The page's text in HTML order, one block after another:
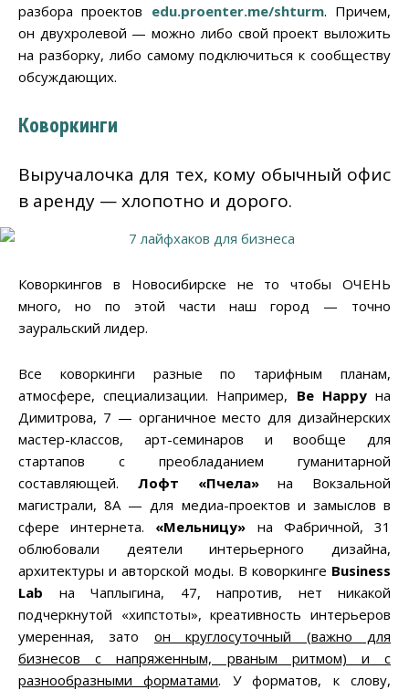
разбора проектов edu.proenter.me/shturm. Причем,
он двухролевой — можно либо свой проект выложить
на разборку, либо самому подключиться к сообществу
обсуждающих.
Коворкинги
Выручалочка для тех, кому обычный офис
в аренду — хлопотно и дорого.
Коворкингов в Новосибирске не то чтобы ОЧЕНЬ
много, но по этой части наш город — точно
зауральский лидер.
Все коворкинги разные по тарифным планам,
атмосфере, специализации. Например, Be Happyна
Димитрова, 7 — органичное место для дизайнерских
мастер-классов, арт-семинаров и вообще для
стартапов с преобладанием гуманитарной
составляющей. Лофт «Пчела»на Вокзальной
магистрали, 8А — для медиа-проектов и замыслов в
сфере интернета. «Мельницу» на Фабричной, 31
облюбовали деятели интерьерного дизайна,
архитектуры и авторской моды. В коворкинге Business
Lab на Чаплыгина, 47, напротив, нет никакой
подчеркнутой «хипстоты», креативность интерьеров
умеренная, зато он круглосуточный (важно для
бизнесов с напряженным, рваным ритмом) и с
разнообразными форматами. У форматов, к слову,